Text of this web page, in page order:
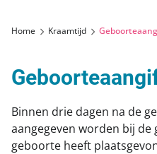
Home Kraamtijd
Binnen drie dagen na de
aangegeven worden bij de
geboorte heeft